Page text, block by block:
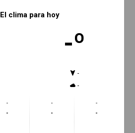
El clima para hoy
-º
-
-
-
-
-
-
-
-